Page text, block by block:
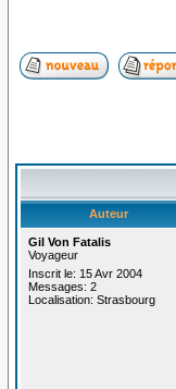
Auteur
Gil Von Fatalis
Voyageur
Inscrit le: 15 Avr 2004
Messages: 2
Localisation: Strasbourg